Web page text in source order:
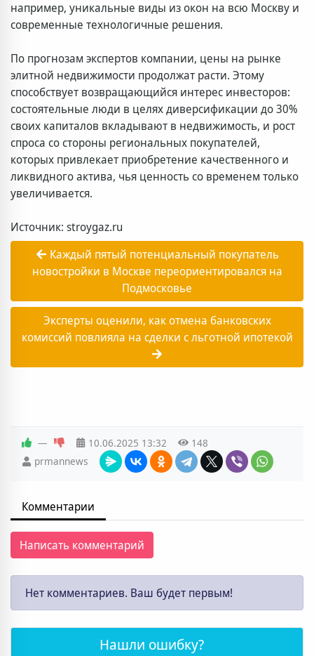
например, уникальные виды из окон на всю Москву и
современные технологичные решения.
По прогнозам экспертов компании, цены на рынке
элитной недвижимости продолжат расти. Этому
способствует возвращающийся интерес инвесторов:
состоятельные люди в целях диверсификации до 30%
своих капиталов вкладывают в недвижимость, и рост
спроса со стороны региональных покупателей,
которых привлекает приобретение качественного и
ликвидного актива, чья ценность со временем только
увеличивается.
Источник: stroygaz.ru
Каждый пятый потенциальный покупатель
новостройки в Москве переориентировался на
Подмосковье
Эксперты оценили, как отмена банковских
комиссий повлияла на сделки с льготной ипотекой
— 10.06.2025 13:32
148
prmannews
Комментарии
Написать комментарий
Нет комментариев. Ваш будет первым!
Нашли ошибку?